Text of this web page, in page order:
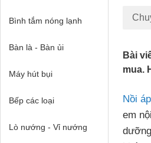
Bình tắm nóng lạnh
Bàn là - Bàn ủi
Máy hút bụi
Bếp các loại
Lò nướng - Vỉ nướng
Bài
mua.
Nồi
em